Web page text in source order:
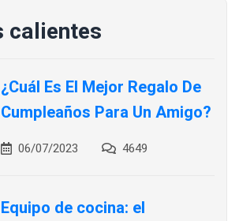
¿Cuál Es El Mejor Regalo De
Cumpleaños Para Un Amigo?
06/07/2023 4649
Equipo de cocina: el